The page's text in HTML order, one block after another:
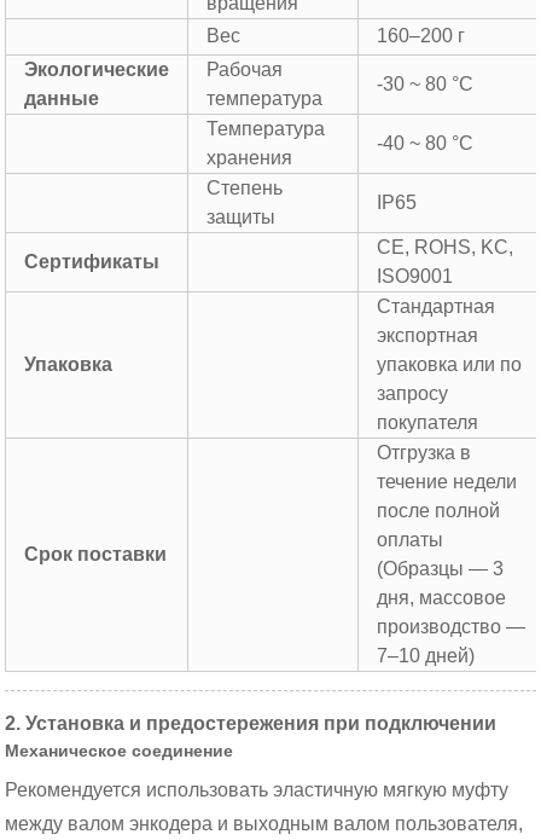
Вес
160–200 г
Экологические
данные
Рабочая
температура
-30 ~ 80 °C
Температура
хранения
-40 ~ 80 °C
Степень
защиты
IP65
Сертификаты
CE, ROHS, KC,
ISO9001
Упаковка
Стандартная
экспортная
упаковка или по
запросу
покупателя
Срок поставки
Отгрузка в
течение недели
после полной
оплаты
(Образцы — 3
дня, массовое
производство —
7–10 дней)
2. Установка и предостережения при подключении
Механическое соединение
Рекомендуется использовать эластичную мягкую муфту
между валом энкодера и выходным валом пользователя,